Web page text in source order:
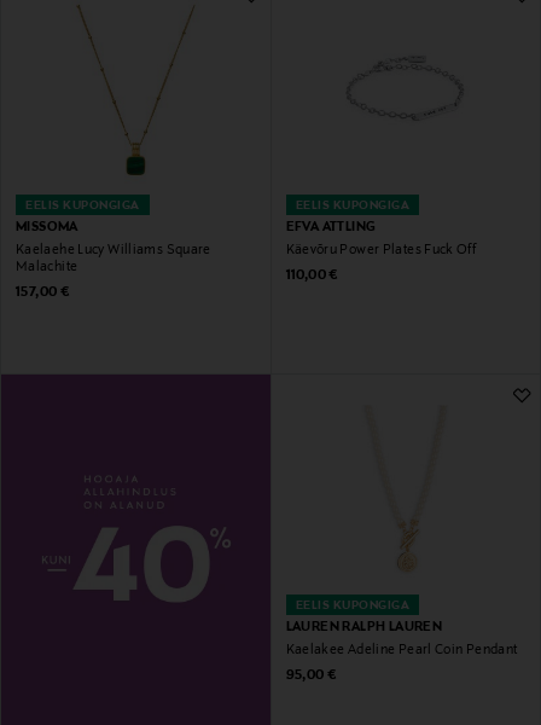
EELIS KUPONGIGA
MISSOMA
Kaelaehe Lucy Williams Square
Malachite
Original Price
157,00 €
EELIS KUPONGIGA
EFVA ATTLING
Käevõru Power Plates Fuck Off
Original Price
110,00 €
EELIS KUPONGIGA
LAUREN RALPH LAUREN
Kaelakee Adeline Pearl Coin Pendant
Original Price
95,00 €